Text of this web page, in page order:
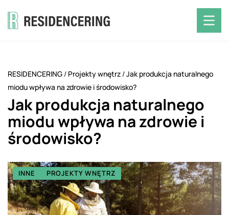
RESIDENCERING / Projekty wnętrz /Jak produkcja naturalnego
miodu wpływa na zdrowie i środowisko?
Jak produkcja naturalnego
miodu wpływa na zdrowie i
środowisko?
INNE PROJEKTY WNĘTRZ